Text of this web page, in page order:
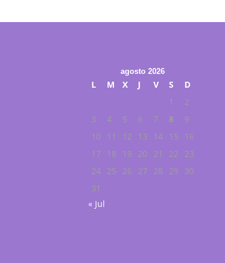
agosto 2026
L M X J V S
D
1
2
3
4 5 6 7 8
9
10
11 12 13 14 15
16
17
18 19 20 21 22
23
24 25 26 27 28 29
30
31
« Jul